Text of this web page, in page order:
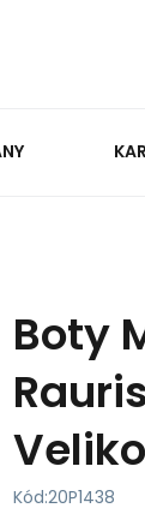
Boty
Kód:20P1438